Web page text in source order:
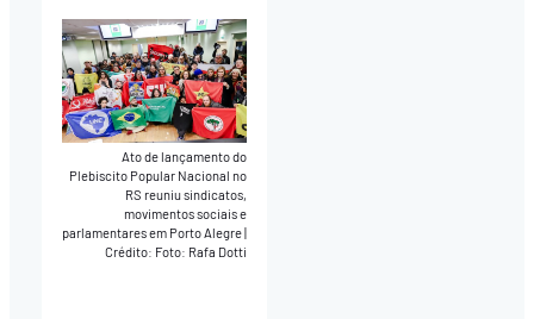
Ato de lançamento do
Plebiscito Popular Nacional no
RS reuniu sindicatos,
movimentos sociais e
parlamentares em Porto Alegre|
Crédito: Foto: Rafa Dotti